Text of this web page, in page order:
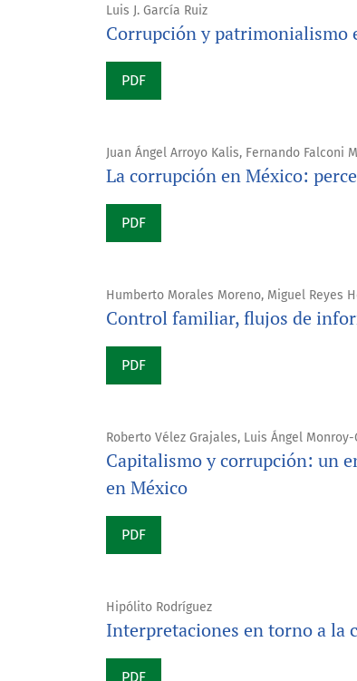
Luis J. García Ruiz
Corrupción y patrimonialismo
PDF
Juan Ángel Arroyo Kalis, Fernando Falconi
La corrupción en México:
PDF
Humberto Morales Moreno, Miguel Reyes
Control familiar, flujos de
PDF
Roberto Vélez Grajales, Luis Ángel
Capitalismo y corrupción: un
en México
PDF
Hipólito Rodríguez
Interpretaciones en torno a la
PDF